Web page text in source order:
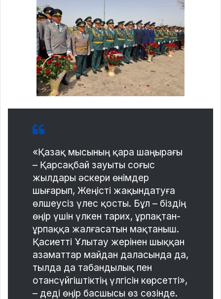
«Қазақ мысының қара шаңырағы
– Қарсақбай зауыты соғыс
жылдары әскери өнімдер
шығарып, Жеңісті жақындатуға
өлшеусіз үлес қосты. Бұл – біздің
өңір үшін үлкен тарих, ұрпақтан-
ұрпаққа жалғасатын мақтаныш.
Қасиетті Ұлытау жерінен шыққан
азаматтар майдан даласында да,
тылда да табандылық пен
отансүйгіштіктің үлгісін көрсетті»,
– деді өңір басшысы өз сөзінде.